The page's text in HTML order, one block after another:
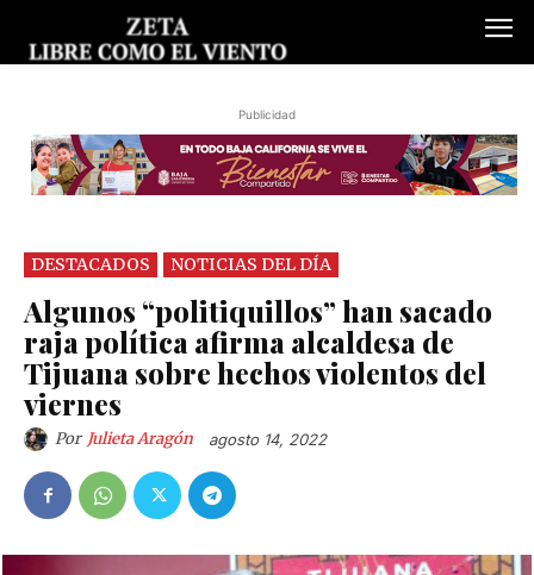
Publicidad
DESTACADOS NOTICIAS DEL DÍA
Algunos “politiquillos” han sacado
raja política afirma alcaldesa de
Tijuana sobre hechos violentos del
viernes
Por Julieta Aragón agosto 14, 2022